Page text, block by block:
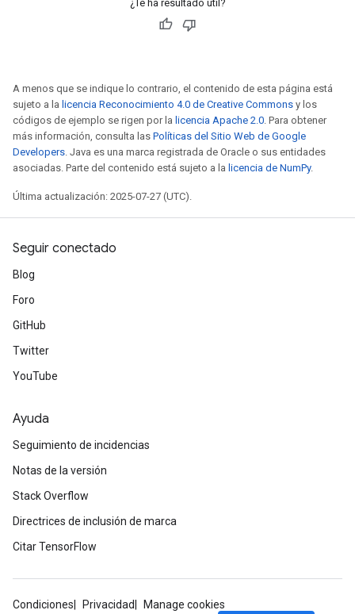
¿Te ha resultado útil?
A menos que se indique lo contrario, el contenido de esta página está
sujeto a la licencia Reconocimiento 4.0 de Creative Commons y los
códigos de ejemplo se rigen por la licencia Apache 2.0. Para obtener
más información, consulta las Políticas del Sitio Web de Google
Developers. Java es una marca registrada de Oracle o sus entidades
asociadas. Parte del contenido está sujeto a la licencia de NumPy.
Última actualización: 2025-07-27 (UTC).
Seguir conectado
Blog
Foro
GitHub
Twitter
YouTube
Ayuda
Seguimiento de incidencias
Notas de la versión
Stack Overflow
Directrices de inclusión de marca
Citar TensorFlow
Condiciones Privacidad
Manage cookies